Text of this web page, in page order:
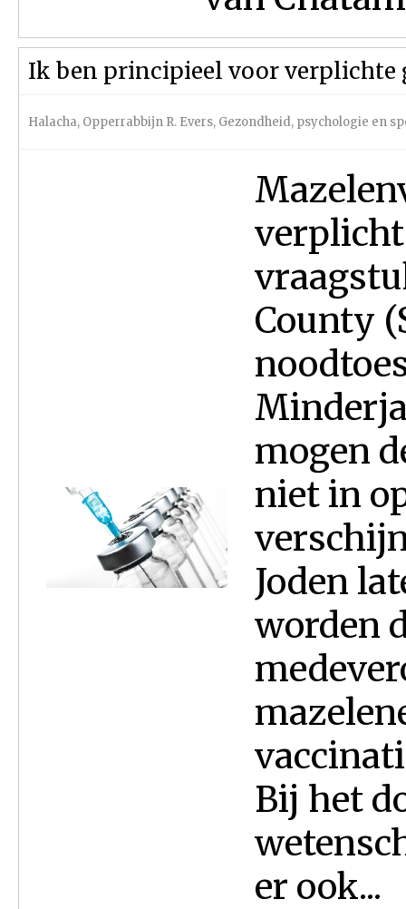
Ik ben principieel voor verplichte
Halacha, Opperrabbijn R. Evers, Gezondheid, psychologie en
County
mogen
niet in
Joden
worden
Bij het
er ook...